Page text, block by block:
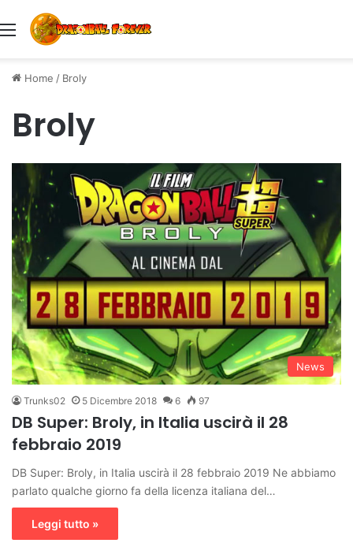
Menu
Home / Broly
Broly
News
Trunks02 5 Dicembre 2018 6 97
DB Super: Broly, in Italia uscirà il 28
febbraio 2019
DB Super: Broly, in Italia uscirà il 28 febbraio 2019 Ne abbiamo
parlato qualche giorno fa della licenza italiana del…
Leggi tutto »